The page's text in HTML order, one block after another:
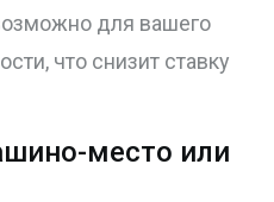
для вашего
что снизит ставку
место или